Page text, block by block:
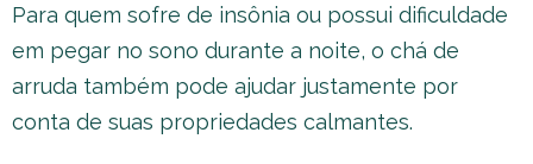
Para quem sofre de insônia ou possui dificuldade
em pegar no sono durante a noite, o chá de
arruda também pode ajudar justamente por
conta de suas propriedades calmantes.